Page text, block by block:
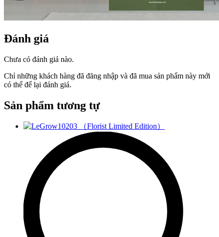
Đánh giá
Chưa có đánh giá nào.
Chỉ những khách hàng đã đăng nhập và đã mua sản phẩm này mới
có thể để lại đánh giá.
Sản phẩm tương tự